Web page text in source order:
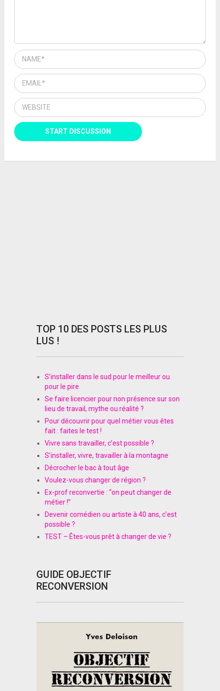
TOP 10 DES POSTS LES PLUS
LUS !
S’installer dans le sud pour le meilleur ou
pour le pire
Se faire licencier pour non présence sur son
lieu de travail, mythe ou réalité ?
Pour découvrir pour quel métier vous êtes
fait : faites le test !
Vivre sans travailler, c’est possible ?
S’installer, vivre, travailler à la montagne
Décrocher le bac à tout âge
Voulez-vous changer de région ?
Ex-prof reconvertie : “on peut changer de
métier !”
Devenir comédien ou artiste à 40 ans, c’est
possible ?
TEST – Êtes-vous prêt à changer de vie ?
GUIDE OBJECTIF
RECONVERSION